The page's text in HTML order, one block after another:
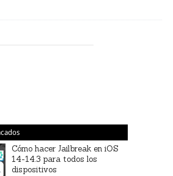
Cómo hacer Jailbreak en iOS
14-14.3 para todos los
dispositivos